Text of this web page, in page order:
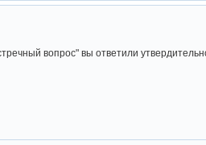
вопрос" вы ответили